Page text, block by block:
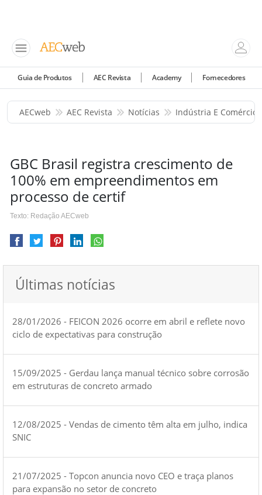
Guia de Produtos AEC Revista Academy Fornecedores
AECweb AEC Revista Notícias Indústria E Comércio
GBC Brasil registra crescimento de
100% em empreendimentos em
processo de certif
Texto: Redação AECweb
Últimas notícias
28/01/2026 - FEICON 2026 ocorre em abril e reflete novo
ciclo de expectativas para construção
15/09/2025 - Gerdau lança manual técnico sobre corrosão
em estruturas de concreto armado
12/08/2025 - Vendas de cimento têm alta em julho, indica
SNIC
21/07/2025 - Topcon anuncia novo CEO e traça planos
para expansão no setor de concreto